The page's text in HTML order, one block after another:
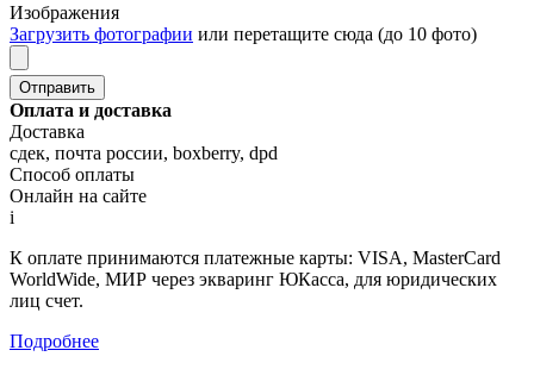
Изображения
Загрузить фотографии или перетащите сюда (до 10 фото)
Оплата и доставка
Доставка
сдек, почта россии, boxberry, dpd
Способ оплаты
Онлайн на сайте
i
К оплате принимаются платежные карты: VISA, MasterCard
WorldWide, МИР через экваринг ЮКасса, для юридических
лиц счет.
Подробнее